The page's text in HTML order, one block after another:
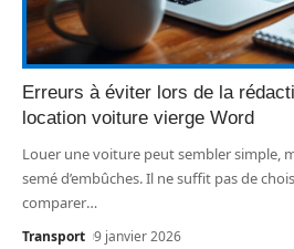
Erreurs à éviter lors de la
location voiture vierge Word
Louer une voiture peut sembler simple,
semé d’embûches. Il ne suffit pas de
comparer…
Transport 9 janvier 2026